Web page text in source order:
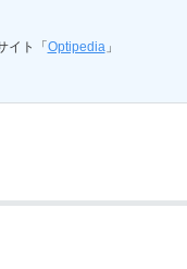
イト「 Optipedia」